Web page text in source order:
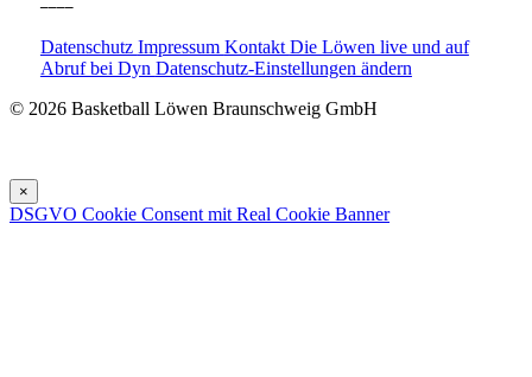
Datenschutz Impressum Kontakt Die Löwen live und auf
Abruf bei Dyn Datenschutz-Einstellungen ändern
© 2026 Basketball Löwen Braunschweig GmbH
×
DSGVO Cookie Consent mit Real Cookie Banner